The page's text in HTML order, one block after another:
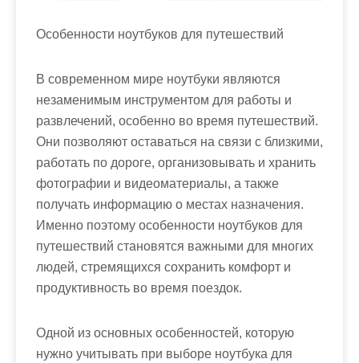
Особенности ноутбуков для путешествий
В современном мире ноутбуки являются
незаменимым инструментом для работы и
развлечений, особенно во время путешествий.
Они позволяют оставаться на связи с близкими,
работать по дороге, организовывать и хранить
фотографии и видеоматериалы, а также
получать информацию о местах назначения.
Именно поэтому особенности ноутбуков для
путешествий становятся важными для многих
людей, стремящихся сохранить комфорт и
продуктивность во время поездок.
Одной из основных особенностей, которую
нужно учитывать при выборе ноутбука для